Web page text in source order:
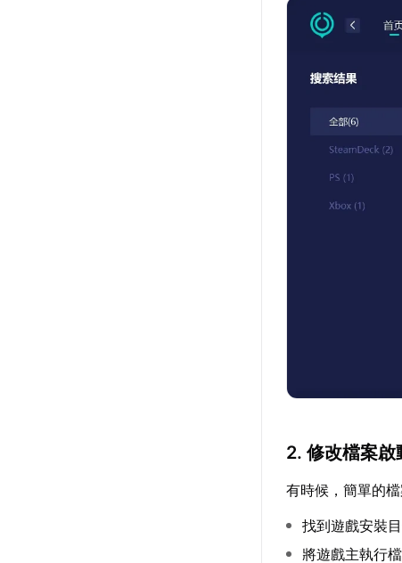
2. 修改檔案啟
有時候，簡單的
找到遊戲安裝
將遊戲主執行